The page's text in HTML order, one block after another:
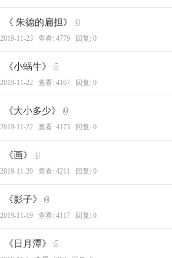
《 朱德的扁担》
2019-11-23 查看: 4779 回复: 0
《小蜗牛》
2019-11-22 查看: 4167 回复: 0
《大小多少》
2019-11-22 查看: 4173 回复: 0
《画》
2019-11-20 查看: 4211 回复: 0
《影子》
2019-11-19 查看: 4117 回复: 0
《日月潭》